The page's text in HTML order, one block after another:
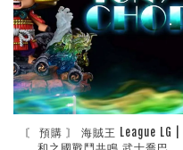
〘 預購 〙 海賊王 League LG |